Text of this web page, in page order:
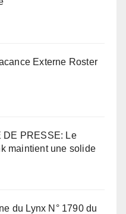
Externe Roster
DE PRESSE: Le
maintient une solide
du Lynx N° 1790 du